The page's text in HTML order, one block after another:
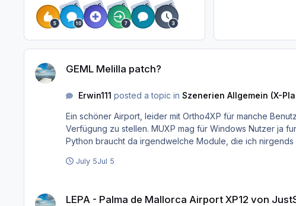
RARE RARE RARE RARE RARE
GEML Melilla patch?
GEML Melilla patch?
Erwin111 posted a topic in Szenerien Allgemein (X-
Ein schöner Airport, leider mit Ortho4XP für manche
Verfügung zu stellen. MUXP mag für Windows Nutzer ja
Python braucht da irgendwelche Module, die ich nirgends
July 5Jul 5
LEPA - Palma de Mallorca Airport XP12 von